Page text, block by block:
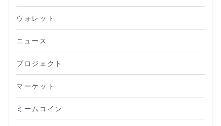
ウォレット
ニュース
プロジェクト
マーケット
ミームコイン